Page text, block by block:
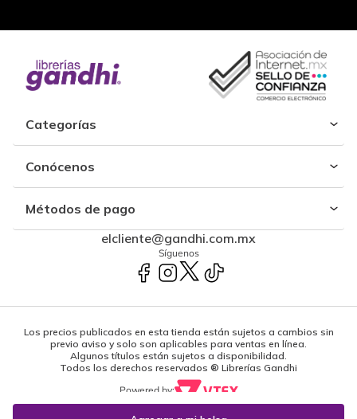
Categorías
Conócenos
Métodos de pago
elcliente@gandhi.com.mx
Síguenos
Los precios publicados en esta tienda están sujetos a cambios sin
previo aviso y solo son aplicables para ventas en línea.
Algunos títulos están sujetos a disponibilidad.
Todos los derechos reservados ® Librerías Gandhi
Powered by: